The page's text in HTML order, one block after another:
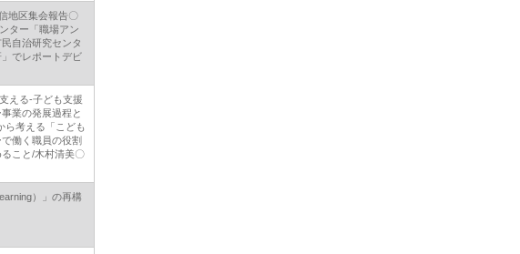
地区集会報告〇
ター「職場アン
自治研究センタ
でレポートデビ
える‐子ども支援
業の発展過程と
ら考える「こども
働く職員の役割
こと/木村清美〇
）」の再構